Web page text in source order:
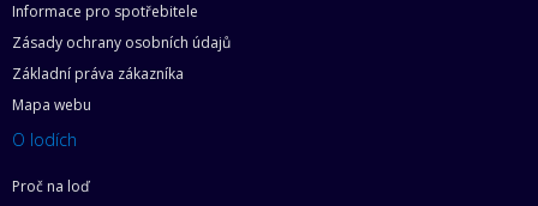
Informace pro spotřebitele
Zásady ochrany osobních údajů
Základní práva zákazníka
Mapa webu
O lodích
Proč na loď